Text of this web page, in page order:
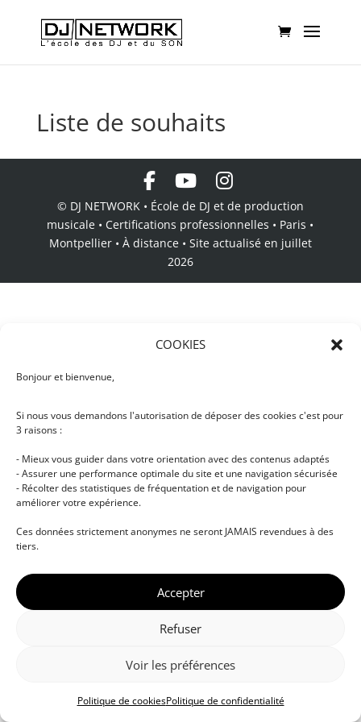
COOKIES
Bonjour et bienvenue,
Si nous vous demandons l'autorisation de déposer des cookies c'est pour
3 raisons :
- Mieux vous guider dans votre orientation avec des contenus adaptés
- Assurer une performance optimale du site et une navigation sécurisée
- Récolter des statistiques de fréquentation et de navigation pour
améliorer votre expérience.
Ces données strictement anonymes ne seront JAMAIS revendues à des
tiers.
Accepter
Refuser
Voir les préférences
Politique de cookiesPolitique de confidentialité
Liste de souhaits
© DJ NETWORK • École de DJ et de production
musicale • Certifications professionnelles • Paris •
Montpellier • À distance • Site actualisé en juillet
2026